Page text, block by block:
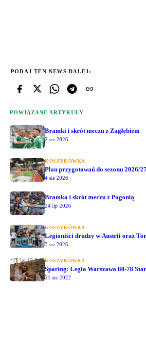
PODAJ TEN NEWS DALEJ:
POWIĄZANE ARTYKUŁY
Bramki i skrót meczu z Zagłębiem
2 sie 2026
KOSZYKÓWKA
Plan przygotowań do sezonu 2026/
4 sie 2026
Bramka i skrót meczu z Pogonią
24 lip 2026
KOSZYKÓWKA
Legioniści drudzy w Austrii oraz
3 sie 2026
KOSZYKÓWKA
Sparing: Legia Warszawa 80-78
21 sie 2022